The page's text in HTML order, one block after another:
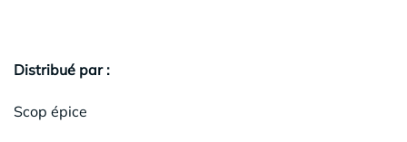
Distribué par :
Scop épice